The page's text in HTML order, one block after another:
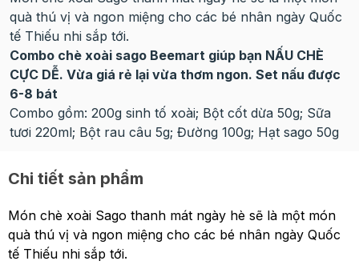
quà thú vị và ngon miệng cho các bé nhân ngày Quốc
tế Thiếu nhi sắp tới.
Combo chè xoài sago Beemart giúp bạn NẤU CHÈ
CỰC DỄ. Vừa giá rẻ lại vừa thơm ngon. Set nấu được
6-8 bát
Combo gồm: 200g sinh tố xoài; Bột cốt dừa 50g; Sữa
tươi 220ml; Bột rau câu 5g; Đường 100g; Hạt sago 50g
Chi tiết sản phẩm
Món chè xoài Sago thanh mát ngày hè sẽ là một món
quà thú vị và ngon miệng cho các bé nhân ngày Quốc
tế Thiếu nhi sắp tới.